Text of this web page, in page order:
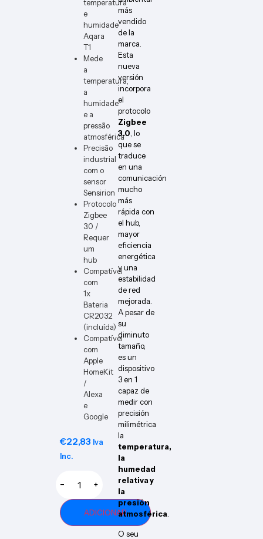
temperatura
e
humidade
Aqara
T1
Mede
a
temperatura,
a
humidade
e a
pressão
atmosférica
Precisão
industrial
com o
sensor
Sensirion
Protocolo
Zigbee
3.0 /
Requer
um
hub
Compatível
com
1x
Bateria
CR2032
(incluída)
Compatível
com
Apple
HomeKit
/
Alexa
e
Google
€22,83 Iva
Inc.
− +
ADICIONAR
más
vendido
de la
marca.
Esta
nueva
versión
incorpora
el
protocolo
Zigbee
3.0, lo
que se
traduce
en una
comunicación
mucho
más
rápida con
el hub,
mayor
eficiencia
energética
y una
estabilidad
de red
mejorada.
A pesar de
su
diminuto
tamaño,
es un
dispositivo
3 en 1
capaz de
medir con
precisión
milimétrica
la
temperatura,
la
humedad
relativa y
la
presión
atmosférica.
O seu